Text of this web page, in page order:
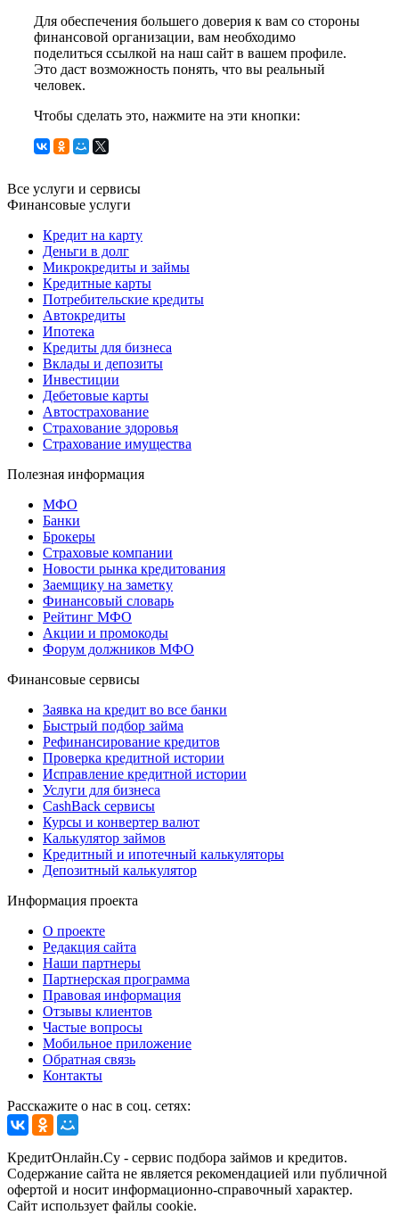
Для обеспечения большего доверия к вам со стороны
финансовой организации, вам необходимо
поделиться ссылкой на наш сайт в вашем профиле.
Это даст возможность понять, что вы реальный
человек.
Чтобы сделать это, нажмите на эти кнопки:
Все услуги и сервисы
Финансовые услуги
Кредит на карту
Деньги в долг
Микрокредиты и займы
Кредитные карты
Потребительские кредиты
Автокредиты
Ипотека
Кредиты для бизнеса
Вклады и депозиты
Инвестиции
Дебетовые карты
Автострахование
Страхование здоровья
Страхование имущества
Полезная информация
МФО
Банки
Брокеры
Страховые компании
Новости рынка кредитования
Заемщику на заметку
Финансовый словарь
Рейтинг МФО
Акции и промокоды
Форум должников МФО
Финансовые сервисы
Заявка на кредит во все банки
Быстрый подбор займа
Рефинансирование кредитов
Проверка кредитной истории
Исправление кредитной истории
Услуги для бизнеса
CashBack сервисы
Курсы и конвертер валют
Калькулятор займов
Кредитный и ипотечный калькуляторы
Депозитный калькулятор
Информация проекта
О проекте
Редакция сайта
Наши партнеры
Партнерская программа
Правовая информация
Отзывы клиентов
Частые вопросы
Мобильное приложение
Обратная связь
Контакты
Расскажите о нас в соц. сетях:
КредитОнлайн.Су - сервис подбора займов и кредитов.
Содержание сайта не является рекомендацией или публичной
офертой и носит информационно-справочный характер.
Сайт использует файлы cookie.